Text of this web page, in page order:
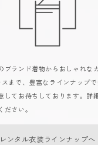
ブランド着物からおしゃれな
まで、豊富なラインナップ
してお待ちしております。詳
ださい。
レンタル衣装ラインナップへ